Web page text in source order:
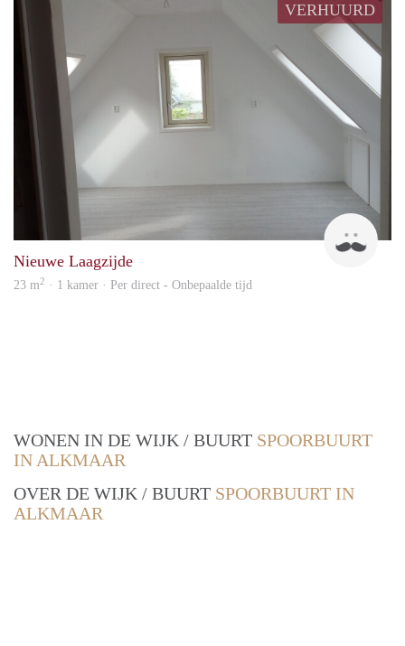
VERHUURD
Nieuwe Laagzijde
23 m2 · 1 kamer · Per direct - Onbepaalde tijd
WONEN IN DE WIJK / BUURT SPOORBUURT
IN ALKMAAR
OVER DE WIJK / BUURT SPOORBUURT IN
ALKMAAR